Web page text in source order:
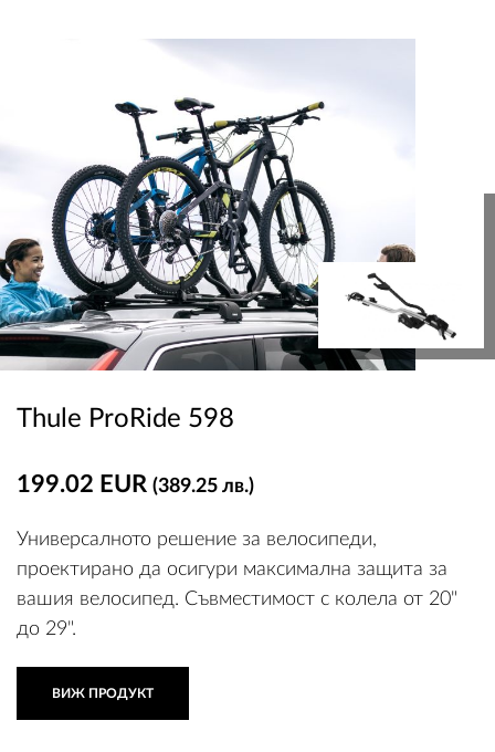
Thule ProRide 598
199.02 EUR (389.25 лв.)
Универсалното решение за велосипеди,
проектирано да осигури максимална защита за
вашия велосипед. Съвместимост с колела от 20"
до 29".
ВИЖ ПРОДУКТ